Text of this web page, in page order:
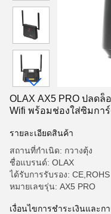
OLAX AX5 PRO ปลดล็
Wifi พร้อมช่องใส่ซิมการ์
รายละเอียดสินค้า
สถานที่กำเนิด: กวางตุ้ง
ชื่อแบรนด์: OLAX
ได้รับการรับรอง: CE,ROHS
หมายเลขรุ่น: AX5 PRO
เงื่อนไขการชำระเงินและก